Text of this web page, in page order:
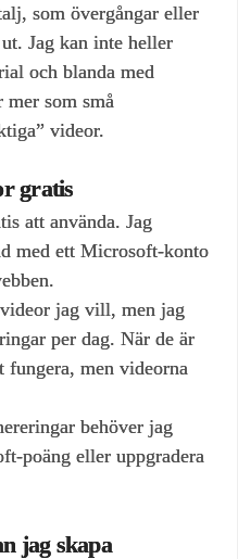
som övergångar eller
Jag kan inte heller
och blanda med
som små
videor.
gratis
att använda. Jag
med ett Microsoft‑konto
jag vill, men jag
per dag. När de är
fungera, men videorna
behöver jag
eller uppgradera
jag skapa